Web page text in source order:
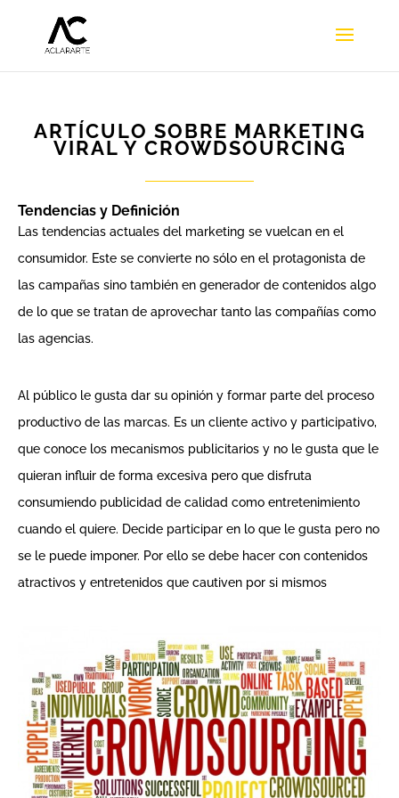
ARTÍCULO SOBRE MARKETING
VIRAL Y CROWDSOURCING
Tendencias y Definición
Las tendencias actuales del marketing se vuelcan en el
consumidor. Este se convierte no sólo en el protagonista de
las campañas sino también en generador de contenidos algo
de lo que se tratan de aprovechar tanto las compañías como
las agencias.
Al público le gusta dar su opinión y formar parte del proceso
productivo de las marcas. Es un cliente activo y participativo,
que conoce los mecanismos publicitarios y no le gusta que le
quieran influir de forma excesiva pero que disfruta
consumiendo publicidad de calidad como entretenimiento
cuando el quiere. Decide participar en lo que le gusta pero no
se le puede imponer. Por ello se debe hacer con contenidos
atractivos y entretenidos que cautiven por si mismos